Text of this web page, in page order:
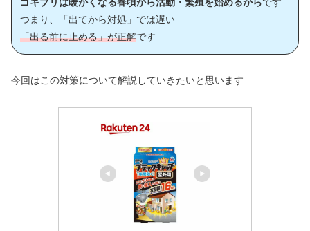
ゴキブリは暖かくなる春頃から活動・繁殖を始めるからです
つまり、「出てから対処」では遅い
「出る前に止める」が正解です
今回はこの対策について解説していきたいと思います